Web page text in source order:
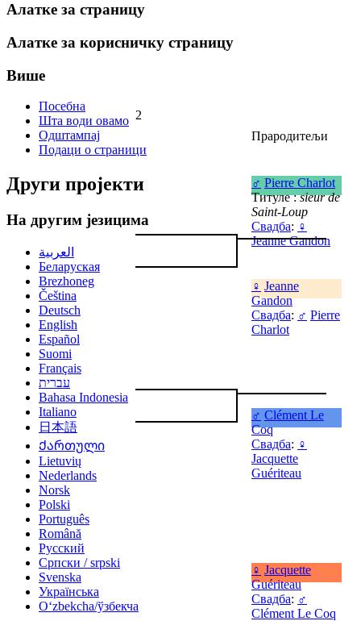
2
Прародитељи
♂ Pierre Charlot
Титуле :sieur de
Saint-Loup
Свадба: ♀
Jeanne Gandon
♀ Jeanne
Gandon
Свадба: ♂ Pierre
Charlot
♂ Clément Le
Coq
Свадба: ♀
Jacquette
Guériteau
♀ Jacquette
Guériteau
Свадба: ♂
Clément Le Coq
Алатке за страницу
Алатке за корисничку страницу
Више
Посебна
Шта води овамо
Одштампај
Подаци о страници
Други пројекти
На другим језицима
العربية
Беларуская
Brezhoneg
Čeština
Deutsch
English
Español
Suomi
Français
עברית
Bahasa Indonesia
Italiano
日本語
Ქართული
Lietuvių
Nederlands
Norsk
Polski
Português
Română
Русский
Српски / srpski
Svenska
Українська
Oʻzbekcha/ўзбекча